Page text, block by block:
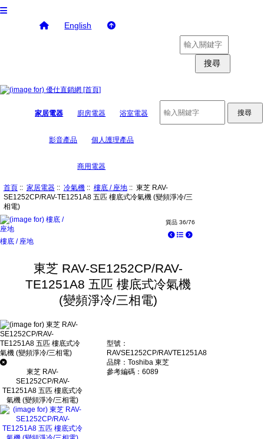
English
家居電器 廚房電器 浴室電器
影音產品 個人護理產品
商用電器
首頁:: 家居電器:: 冷氣機:: 樓底 / 座地:: 東芝 RAV-
SE1252CP/RAV-TE1251A8 五匹 樓底式冷氣機 (變頻淨冷/三
相電)
樓底 / 座地
貨品 36/76
東芝 RAV-SE1252CP/RAV-
TE1251A8 五匹 樓底式冷氣機
(變頻淨冷/三相電)
東芝 RAV-
SE1252CP/RAV-
TE1251A8 五匹 樓底式冷
氣機 (變頻淨冷/三相電)
型號：
RAVSE1252CP/RAVTE1251A8
品牌：Toshiba 東芝
參考編碼：6089